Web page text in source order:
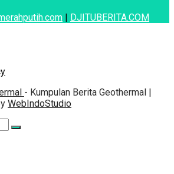
DJITUBERITA.COM
- Kumpulan Berita Geothermal |
WebIndoStudio